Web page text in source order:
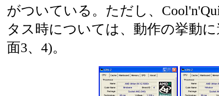
がついている。ただし、
タス時については、動作の挙動
面3、4)。